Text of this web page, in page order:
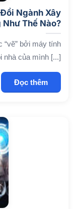
Ngành Xây
Như Thế Nào?
bởi máy tính
nhà của mình [...]
Đọc thêm